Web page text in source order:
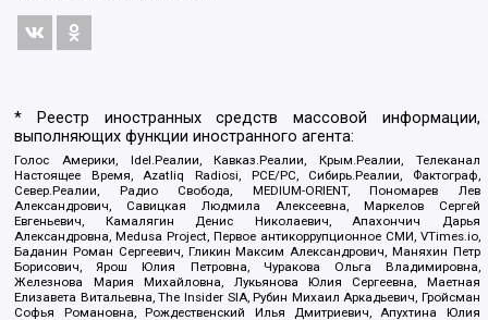
* Реестр иностранных средств массовой информации,
выполняющих функции иностранного агента:
Голос Америки, Idel.Реалии, Кавказ.Реалии, Крым.Реалии, Телеканал
Настоящее Время, Azatliq Radiosi, PCE/PC, Сибирь.Реалии, Фактограф,
Север.Реалии, Радио Свобода, MEDIUM-ORIENT, Пономарев Лев
Александрович, Савицкая Людмила Алексеевна, Маркелов Сергей
Евгеньевич, Камалягин Денис Николаевич, Апахончич Дарья
Александровна, Medusa Project, Первое антикоррупционное СМИ, VTimes.io,
Баданин Роман Сергеевич, Гликин Максим Александрович, Маняхин Петр
Борисович, Ярош Юлия Петровна, Чуракова Ольга Владимировна,
Железнова Мария Михайловна, Лукьянова Юлия Сергеевна, Маетная
Елизавета Витальевна, The Insider SIA, Рубин Михаил Аркадьевич, Гройсман
Софья Романовна, Рождественский Илья Дмитриевич, Апухтина Юлия